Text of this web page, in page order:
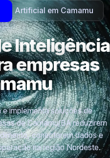
Artificial em Camamu
Inteligência
empresas
implementa soluções de
de Camamu/BA reduzirem
conectarem dados e
na região Nordeste.